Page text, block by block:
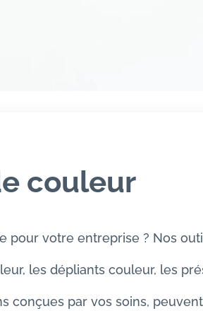
couleur
pour votre entreprise ? Nos
les dépliants couleur, les
conçues par vos soins,